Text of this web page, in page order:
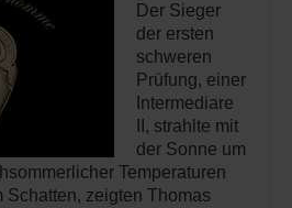
Der Sieger
der ersten
schweren
Prüfung, einer
Intermediare
II, strahlte mit
der Sonne um
Temperaturen
Schatten, zeigten Thomas